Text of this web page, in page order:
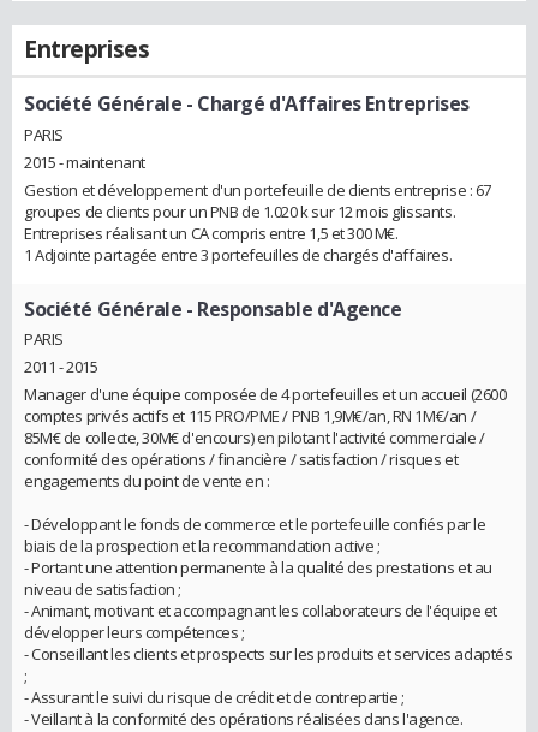
Entreprises
Société Générale - Chargé d'Affaires Entreprises
PARIS
2015 - maintenant
Gestion et développement d'un portefeuille de clients entreprise : 67
groupes de clients pour un PNB de 1.020 k sur 12 mois glissants.
Entreprises réalisant un CA compris entre 1,5 et 300 M€.
1 Adjointe partagée entre 3 portefeuilles de chargés d'affaires.
Société Générale - Responsable d'Agence
PARIS
2011 - 2015
Manager d'une équipe composée de 4 portefeuilles et un accueil (2600
comptes privés actifs et 115 PRO/PME / PNB 1,9M€/an, RN 1M€/an /
85M€ de collecte, 30M€ d'encours) en pilotant l'activité commerciale /
conformité des opérations / financière / satisfaction / risques et
engagements du point de vente en :
- Développant le fonds de commerce et le portefeuille confiés par le
biais de la prospection et la recommandation active ;
- Portant une attention permanente à la qualité des prestations et au
niveau de satisfaction ;
- Animant, motivant et accompagnant les collaborateurs de l'équipe et
développer leurs compétences ;
- Conseillant les clients et prospects sur les produits et services adaptés
;
- Assurant le suivi du risque de crédit et de contrepartie ;
- Veillant à la conformité des opérations réalisées dans l'agence.